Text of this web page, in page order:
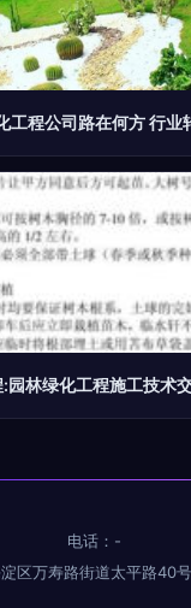
园林绿化工程施工技术
电话：-
区万寿路街道太平路40